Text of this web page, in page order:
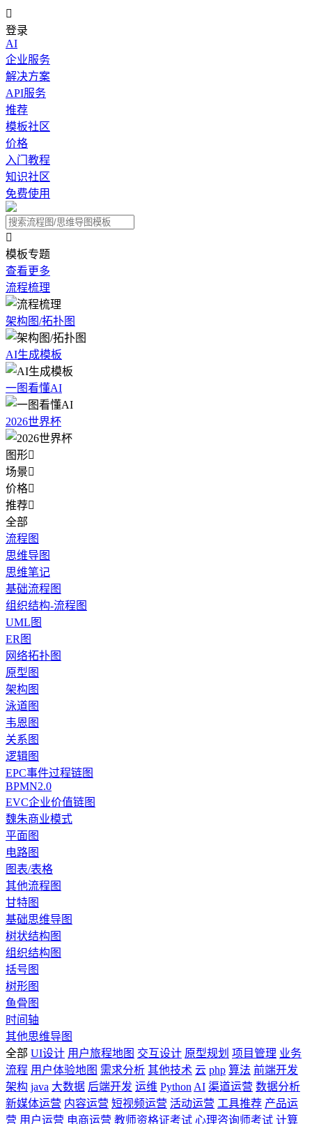

登录
AI
企业服务
解决方案
API服务
推荐
模板社区
价格
入门教程
知识社区
免费使用

模板专题
查看更多
流程梳理
架构图/拓扑图
AI生成模板
一图看懂AI
2026世界杯
图形
场景
价格
推荐
全部
流程图
思维导图
思维笔记
基础流程图
组织结构-流程图
UML图
ER图
网络拓扑图
原型图
架构图
泳道图
韦恩图
关系图
逻辑图
EPC事件过程链图
BPMN2.0
EVC企业价值链图
魏朱商业模式
平面图
电路图
图表/表格
其他流程图
甘特图
基础思维导图
树状结构图
组织结构图
括号图
树形图
鱼骨图
时间轴
其他思维导图
全部 UI设计 用户旅程地图 交互设计 原型规划 项目管理 业务
流程 用户体验地图 需求分析 其他技术 云 php 算法 前端开发
架构 java 大数据 后端开发 运维 Python AI 渠道运营 数据分析
新媒体运营 内容运营 短视频运营 活动运营 工具推荐 产品运
营 用户运营 电商运营 教师资格证考试 心理咨询师考试 计算